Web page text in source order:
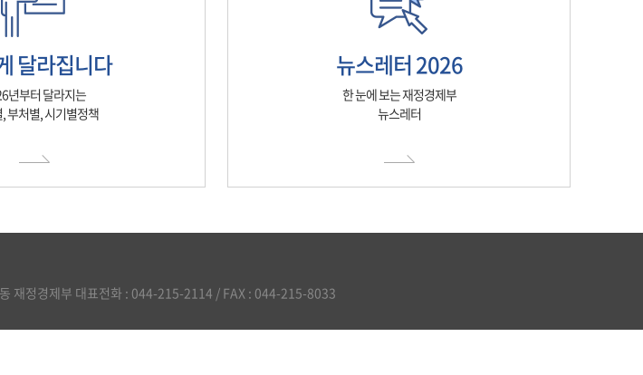
달라집니다
년부터 달라지는
부처별, 시기별정책
뉴스레터 2026
한 눈에 보는 재정경제부
뉴스레터
재정경제부 대표전화 : 044-215-2114 / FAX : 044-215-8033